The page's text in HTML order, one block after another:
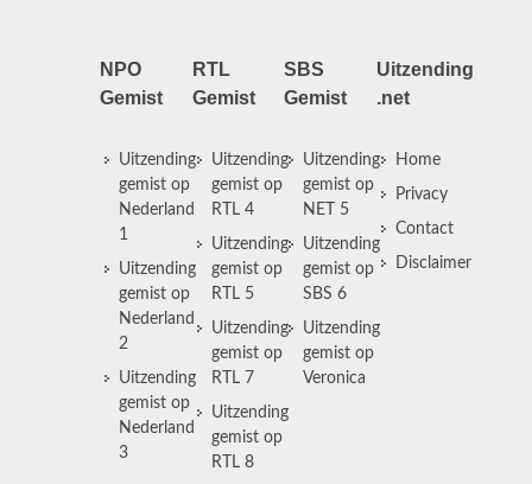
NPO
Gemist
Uitzending
gemist op
Nederland
1
Uitzending
gemist op
Nederland
2
Uitzending
gemist op
Nederland
3
RTL
Gemist
Uitzending
gemist op
RTL 4
Uitzending
gemist op
RTL 5
Uitzending
gemist op
RTL 7
Uitzending
gemist op
RTL 8
SBS
Gemist
Uitzending
gemist op
NET 5
Uitzending
gemist op
SBS 6
Uitzending
gemist op
Veronica
Uitzending
.net
Home
Privacy
Contact
Disclaimer